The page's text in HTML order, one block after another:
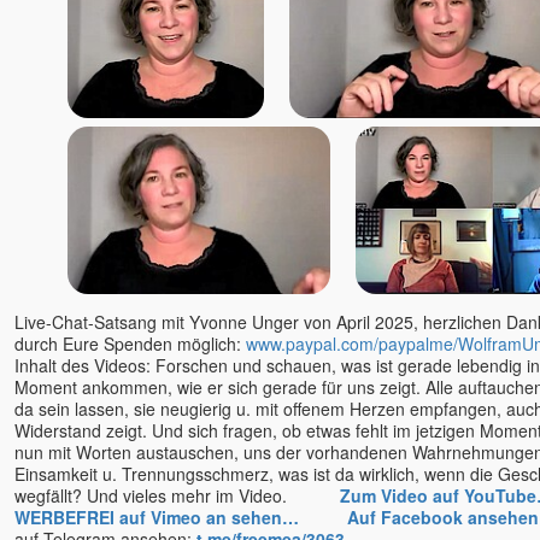
Marta Soraya
Martin Erdmann
Martina Gallmetzer
Mayakarina Karin Gerlach
Meike Schütt
Michael Barnett †
Michael Roads
Moksha
Mooji
Muni
Nabala
Nada
Naho Owada
Narada
Neeru
Niina
Live-Chat-Satsang mit Yvonne Unger von April 2025, herzlichen
durch Eure Spenden möglich: www.paypal.com/paypalme/
Inhalt des Videos: Forschen und schauen, was ist gerade lebendig
Moment ankommen, wie er sich gerade für uns zeigt. Alle
da sein lassen, sie neugierig u. mit offenem Herzen empfangen,
Widerstand zeigt. Und sich fragen, ob etwas fehlt im jetzigen
nun mit Worten austauschen, uns der vorhandenen
Einsamkeit u. Trennungsschmerz, was ist da wirklich, wenn die
wegfällt? Und vieles mehr im Video. Zum Video auf
WERBEFREI auf Vimeo an sehen…
Auf Facebook